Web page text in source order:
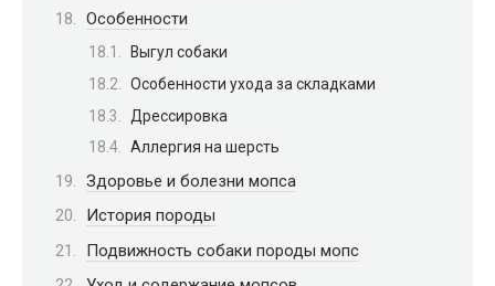
Особенности
Выгул собаки
Особенности ухода за складками
Дрессировка
Аллергия на шерсть
Здоровье и болезни мопса
История породы
Подвижность собаки породы мопс